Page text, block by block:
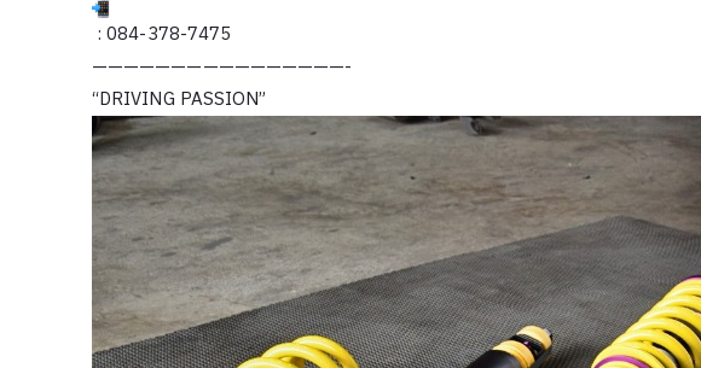
: 084-378-7475
————————————————-
“DRIVING PASSION”